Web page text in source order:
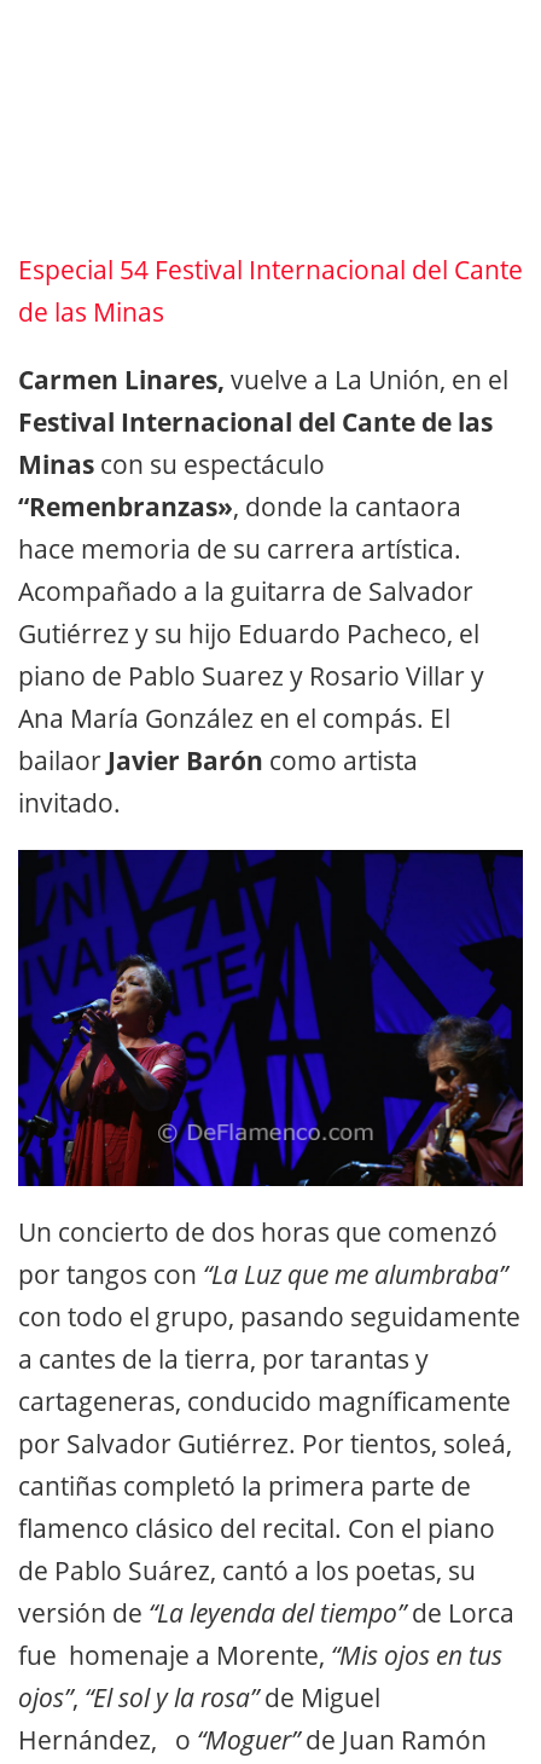
Especial 54 Festival Internacional del Cante
de las Minas
Carmen Linares, vuelve a La Unión, en el
Festival Internacional del Cante de las
Minas con su espectáculo
“Remenbranzas», donde la cantaora
hace memoria de su carrera artística.
Acompañado a la guitarra de Salvador
Gutiérrez y su hijo Eduardo Pacheco, el
piano de Pablo Suarez y Rosario Villar y
Ana María González en el compás. El
bailaor Javier Barón como artista
invitado.
Un concierto de dos horas que comenzó
por tangos con “La Luz que me alumbraba”
con todo el grupo, pasando seguidamente
a cantes de la tierra, por tarantas y
cartageneras, conducido magníficamente
por Salvador Gutiérrez. Por tientos, soleá,
cantiñas completó la primera parte de
flamenco clásico del recital. Con el piano
de Pablo Suárez, cantó a los poetas, su
versión de “La leyenda del tiempo”de Lorca
fue homenaje a Morente, “Mis ojos en tus
ojos”, “El sol y la rosa”de Miguel
Hernández, o “Moguer”de Juan Ramón